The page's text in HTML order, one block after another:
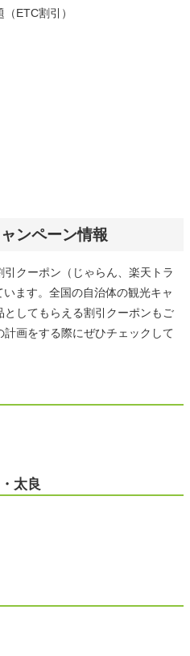
ETC割引）
ンペーン情報
クーポン（じゃらん、楽天トラ
ます。全国の自治体の観光キャ
してもらえる割引クーポンもご
画をする際にぜひチェックして
太良